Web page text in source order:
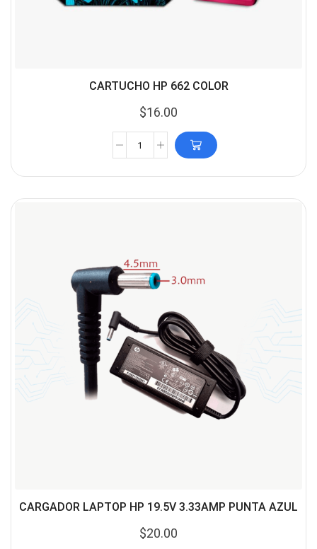
CARTUCHO HP 662 COLOR
$16.00
CARGADOR LAPTOP HP 19.5V 3.33AMP PUNTA AZUL
$20.00